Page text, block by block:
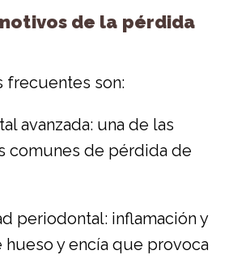
de la pérdida
frecuentes son:
avanzada: una de las
comunes de pérdida de
periodontal: inflamación y
y encía que provoca